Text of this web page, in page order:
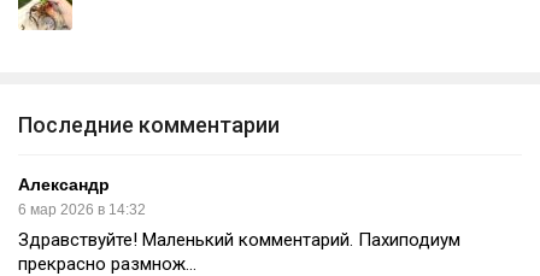
Последние комментарии
Александр
6 мар 2026 в 14:32
Здравствуйте! Маленький комментарий. Пахиподиум
прекрасно размнож...